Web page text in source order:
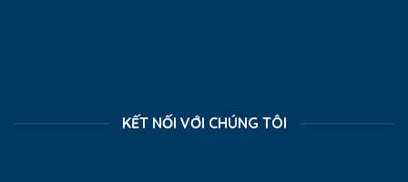
KẾT NỐI VỚI CHÚNG TÔI